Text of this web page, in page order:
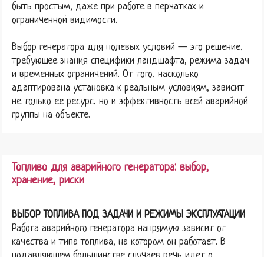
быть простым, даже при работе в перчатках и
ограниченной видимости.
Выбор генератора для полевых условий — это решение,
требующее знания специфики ландшафта, режима задач
и временных ограничений. От того, насколько
адаптирована установка к реальным условиям, зависит
не только ее ресурс, но и эффективность всей аварийной
группы на объекте.
Топливо для аварийного генератора: выбор,
хранение, риски
ВЫБОР ТОПЛИВА ПОД ЗАДАЧИ И РЕЖИМЫ ЭКСПЛУАТАЦИИ
Работа аварийного генератора напрямую зависит от
качества и типа топлива, на котором он работает. В